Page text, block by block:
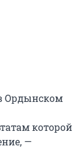
Ордынском
которой
—